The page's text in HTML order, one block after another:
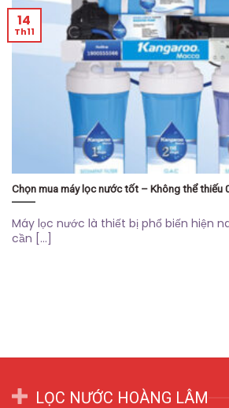
Chọn mua máy lọc nước tốt – Không thể thiếu
Máy lọc nước là thiết bị phổ biến hiện
cần [...]
14
Th11
LỌC NƯỚC HOÀNG LÂM